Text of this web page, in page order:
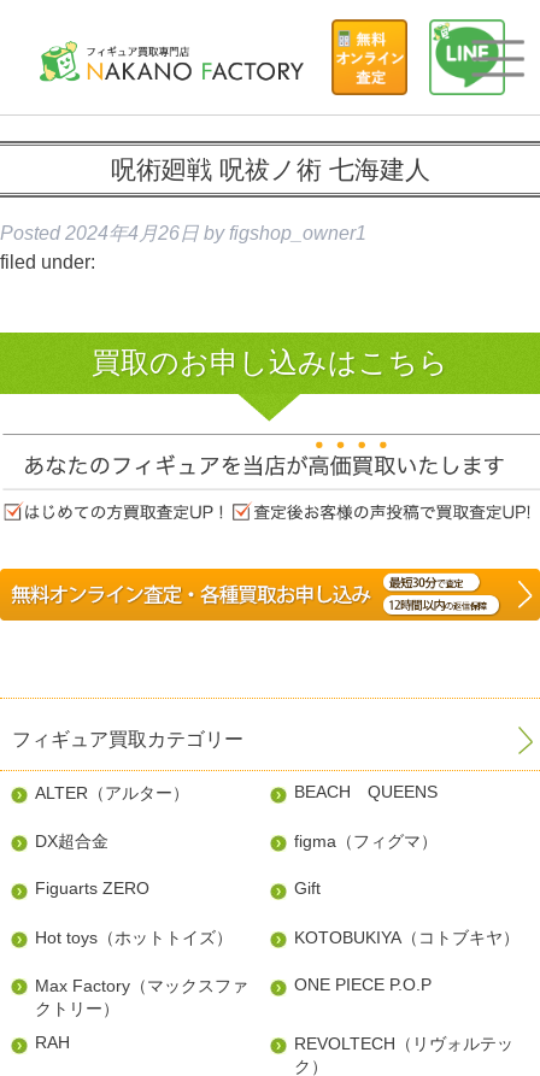
呪術廻戦 呪祓ノ術 七海建人
Posted 2024年4月26日 by figshop_owner1
filed under:
買取のお申し込みはこちら
フィギュア買取カテゴリー
ALTER（アルター） BEACH QUEENS
DX超合金 figma（フィグマ）
Figuarts ZERO Gift
Hot toys（ホットトイズ） KOTOBUKIYA（コトブキヤ）
Max Factory（マックスファ
クトリー）
ONE PIECE P.O.P
RAH
REVOLTECH（リヴォルテッ
ク）